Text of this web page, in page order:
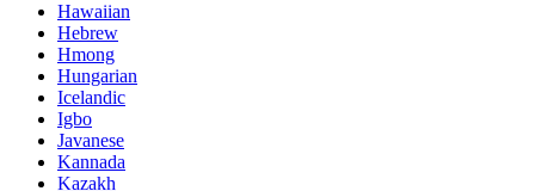
Hawaiian
Hebrew
Hmong
Hungarian
Icelandic
Igbo
Javanese
Kannada
Kazakh